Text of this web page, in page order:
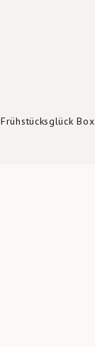
Frühstücksglück Box